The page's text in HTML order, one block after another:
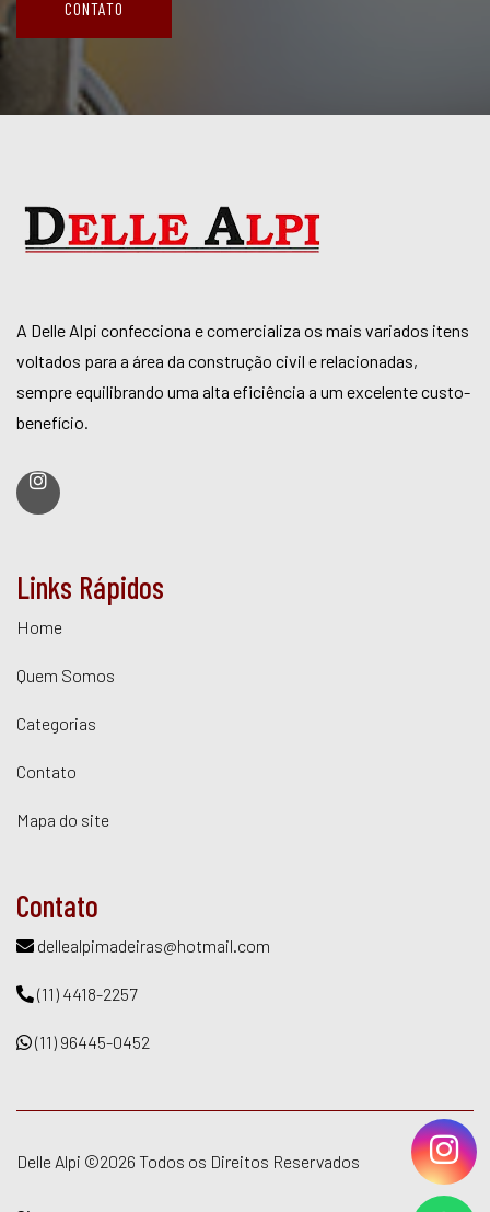
CONTATO
A Delle Alpi confecciona e comercializa os mais variados itens
voltados para a área da construção civil e relacionadas,
sempre equilibrando uma alta eficiência a um excelente custo-
benefício.
Links Rápidos
Home
Quem Somos
Categorias
Contato
Mapa do site
Contato
dellealpimadeiras@hotmail.com
(11) 4418-2257
(11) 96445-0452
Delle Alpi ©2026 Todos os Direitos Reservados